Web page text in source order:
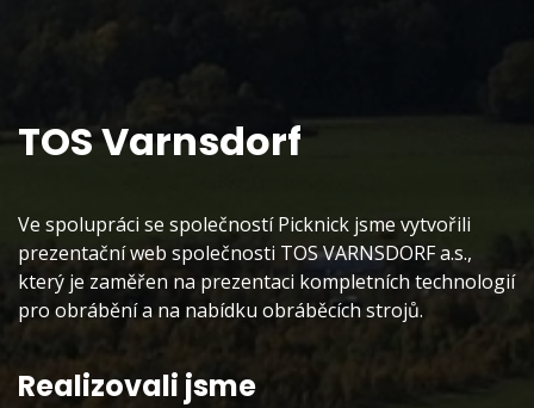
TOS Varnsdorf
Ve spolupráci se společností Picknick jsme vytvořili
prezentační web společnosti TOS VARNSDORF a.s.,
který je zaměřen na prezentaci kompletních technologií
pro obrábění a na nabídku obráběcích strojů.
Realizovali jsme